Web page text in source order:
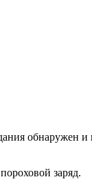
обнаружен и
заряд.